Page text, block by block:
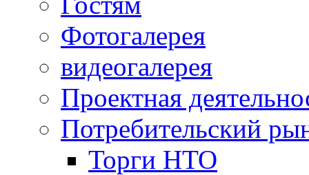
Фотогалерея
видеогалерея
Проектная
Потребительский
Торги НТО